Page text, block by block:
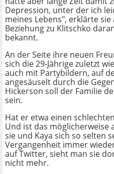
Depression, unter der ich
meines Lebens", erklärte
Beziehung zu Klitschko
bekannt.
An der Seite ihre neuen
sich die 29-Jährige zuletzt
auch mit Partybildern, auf
angesäuselt durch die
Hickerson soll der Familie
sein.
Hat er etwa einen
Und ist das möglicherweise
sie und Kaya sich so selten
Vergangenheit immer
auf Twitter, sieht man sie
nicht mehr.